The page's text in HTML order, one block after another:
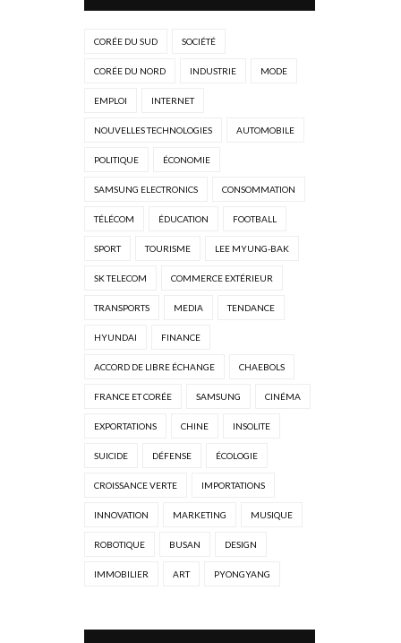
CORÉE DU SUD SOCIÉTÉ
CORÉE DU NORD INDUSTRIE MODE
EMPLOI INTERNET
NOUVELLES TECHNOLOGIES AUTOMOBILE
POLITIQUE ÉCONOMIE
SAMSUNG ELECTRONICS CONSOMMATION
TÉLÉCOM ÉDUCATION FOOTBALL
SPORT TOURISME LEE MYUNG-BAK
SK TELECOM COMMERCE EXTÉRIEUR
TRANSPORTS MEDIA TENDANCE
HYUNDAI FINANCE
ACCORD DE LIBRE ÉCHANGE CHAEBOLS
FRANCE ET CORÉE SAMSUNG CINÉMA
EXPORTATIONS CHINE INSOLITE
SUICIDE DÉFENSE ÉCOLOGIE
CROISSANCE VERTE IMPORTATIONS
INNOVATION MARKETING MUSIQUE
ROBOTIQUE BUSAN DESIGN
IMMOBILIER ART PYONGYANG